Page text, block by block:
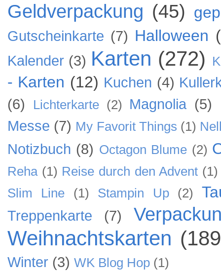
Geldverpackung (45)
Gutscheinkarte (7) Halloween
Kalender (3) Karten (272)
- Karten (12) Kuchen (4)
(6)
Lichterkarte (2) Magnolia (5)
Messe (7) My Favorit Things (1)
Notizbuch (8) Octagon Blume (2)
Reha (1) Reise durch den Advent (1)
Slim Line
(1) Stampin Up (2)
Treppenkarte (7)
Weihnachtskarten
Winter (3) WK Blog Hop (1)